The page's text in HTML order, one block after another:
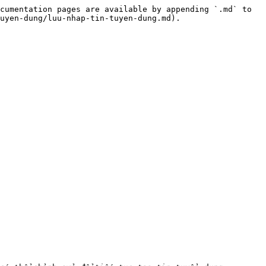
pages are available by appending `.md` to
dung/luu-nhap-tin-tuyen-dung.md).